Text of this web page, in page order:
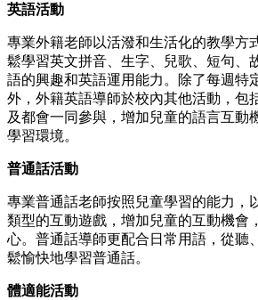
英語活動
專業外籍老師以活潑和生活化的教學方
鬆學習英文拼音、生字、兒歌、短句、
語的興趣和英語運用能力。除了每週特
外，外籍英語導師於校內其他活動，包
及都會一同參與，增加兒童的語言互動
學習環境。
普通話活動
專業普通話老師按照兒童學習的能力，
類型的互動遊戲，增加兒童的互動機會
心。普通話導師更配合日常用語，從聽
鬆愉快地學習普通話。
體適能活動